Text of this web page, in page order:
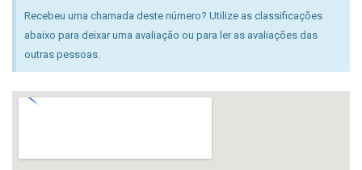
Recebeu uma chamada deste número? Utilize as classificações
abaixo para deixar uma avaliação ou para ler as avaliações das
outras pessoas.